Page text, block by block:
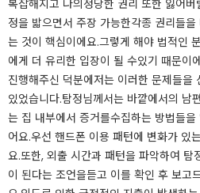
복잡해지고 나의​정당한 권리 또한 잃어
정을 밟으면서 주장 가능한​각종 권리들
는 것이 핵심이에요.​그렇게 해야 법적인
에게 더 유리한 입장이 될 수​있기 때문이
진행해주신 덕분에​저는 이러한 문제들을
있었습니다.​​​​탐정님께서는 바깥에서의 남
는 집 내부에서 증거를​수집하는 방법들
어요.​우선 핸드폰 이용 패턴에 변화가 있
요.​또한, 외출 시간과 패턴을 파악하여 탐
이 된다는 조언을​듣고 이를 확인 후 보고